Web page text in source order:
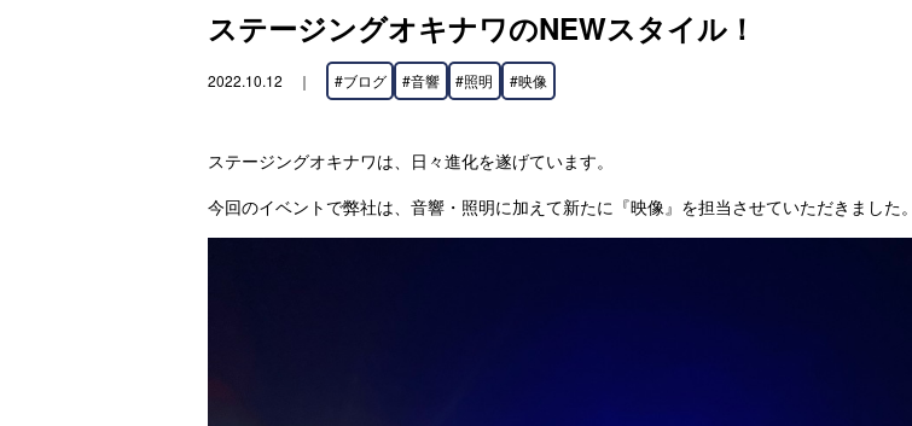
ステージングオキナワのNEWスタイル！
2022.10.12 ｜ #ブログ #音響 #照明 #映像
ステージングオキナワは、日々進化を遂げています。
今回のイベントで弊社は、音響・照明に加えて新たに『映像』を担当させていただきました。